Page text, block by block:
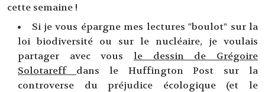
cette semaine !
Si je vous épargne mes lectures "boulot" sur la
loi biodiversité ou sur le nucléaire, je voulais
partager avec vousle dessin de Grégoire
Solotareff dans le Huffington Post sur la
controverse du préjudice écologique (et le